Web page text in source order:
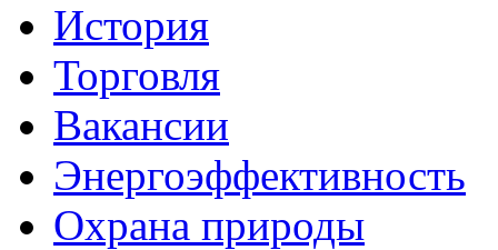
История
Торговля
Вакансии
Энергоэффективность
Охрана природы